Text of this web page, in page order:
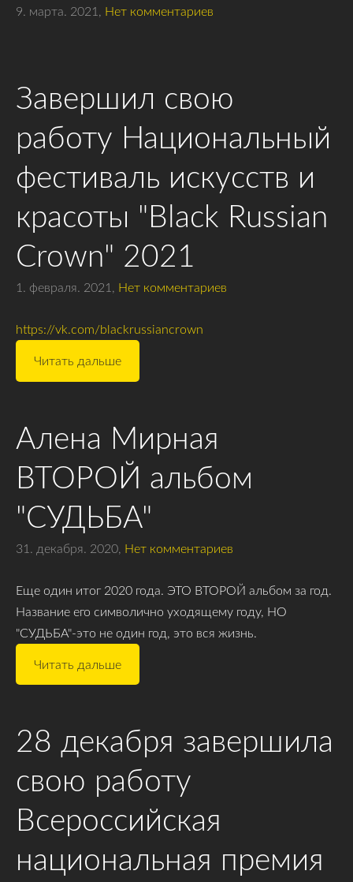
9. марта. 2021, Нет комментариев
Завершил свою
работу Национальный
фестиваль искусств и
красоты "Black Russian
Crown" 2021
1. февраля. 2021, Нет комментариев
https://vk.com/blackrussiancrown
Читать дальше
Алена Мирная
ВТОРОЙ альбом
"СУДЬБА"
31. декабря. 2020, Нет комментариев
Еще один итог 2020 года. ЭТО ВТОРОЙ альбом за год.
Название его символично уходящему году, НО
"СУДЬБА"-это не один год, это вся жизнь.
Читать дальше
28 декабря завершила
свою работу
Всероссийская
национальная премия